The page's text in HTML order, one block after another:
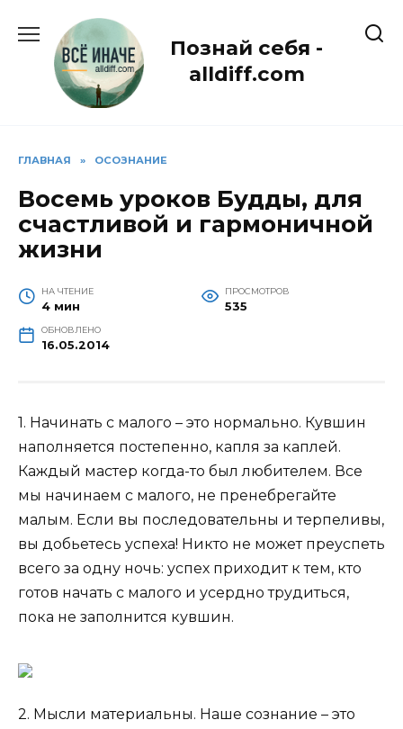
содержанию
Познай себя -
alldiff.com
ГЛАВНАЯ » ОСОЗНАНИЕ
Восемь уроков Будды, для
счастливой и гармоничной
жизни
НА ЧТЕНИЕ
4 мин
ПРОСМОТРОВ
535
ОБНОВЛЕНО
16.05.2014
1. Начинать с малого – это нормально. Кувшин
наполняется постепенно, капля за каплей.
Каждый мастер когда-то был любителем. Все
мы начинаем с малого, не пренебрегайте
малым. Если вы последовательны и терпеливы,
вы добьетесь успеха! Никто не может преуспеть
всего за одну ночь: успех приходит к тем, кто
готов начать с малого и усердно трудиться,
пока не заполнится кувшин.
2. Мысли материальны. Наше сознание – это